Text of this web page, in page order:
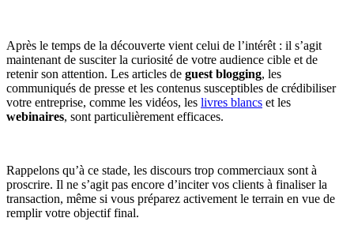
Après le temps de la découverte vient celui de l’intérêt : il s’agit
maintenant de susciter la curiosité de votre audience cible et de
retenir son attention. Les articles de guest blogging, les
communiqués de presse et les contenus susceptibles de crédibiliser
votre entreprise, comme les vidéos, les livres blancs et les
webinaires, sont particulièrement efficaces.
Rappelons qu’à ce stade, les discours trop commerciaux sont à
proscrire. Il ne s’agit pas encore d’inciter vos clients à finaliser la
transaction, même si vous préparez activement le terrain en vue de
remplir votre objectif final.